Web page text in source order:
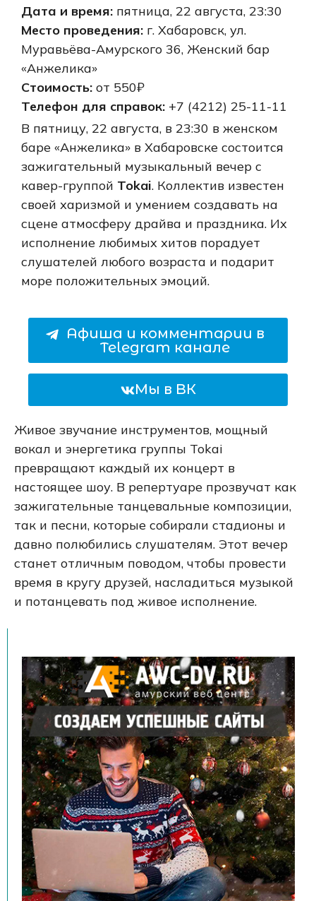
Дата и время: пятница, 22 августа, 23:30
Место проведения: г. Хабаровск, ул.
Муравьёва-Амурского 36, Женский бар
«Анжелика»
Стоимость: от 550₽
Телефон для справок: +7 (4212) 25-11-11
В пятницу, 22 августа, в 23:30 в женском
баре «Анжелика» в Хабаровске состоится
зажигательный музыкальный вечер с
кавер-группой Tokai. Коллектив известен
своей харизмой и умением создавать на
сцене атмосферу драйва и праздника. Их
исполнение любимых хитов порадует
слушателей любого возраста и подарит
море положительных эмоций.
Афиша и комментарии в
Telegram канале
Мы в ВК
Живое звучание инструментов, мощный
вокал и энергетика группы Tokai
превращают каждый их концерт в
настоящее шоу. В репертуаре прозвучат как
зажигательные танцевальные композиции,
так и песни, которые собирали стадионы и
давно полюбились слушателям. Этот вечер
станет отличным поводом, чтобы провести
время в кругу друзей, насладиться музыкой
и потанцевать под живое исполнение.